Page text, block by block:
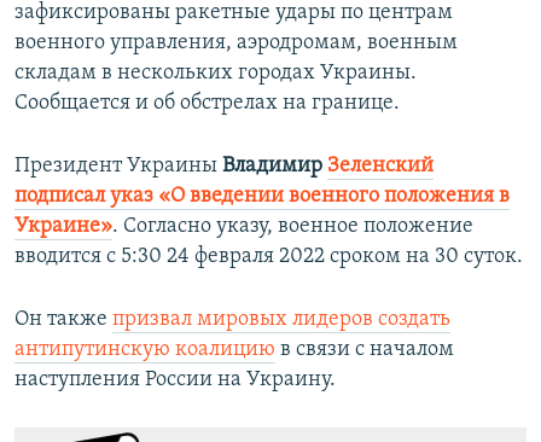
зафиксированы ракетные удары по центрам
военного управления, аэродромам, военным
складам в нескольких городах Украины.
Сообщается и об обстрелах на границе.
Президент Украины Владимир Зеленский
подписал указ «О введении военного положения в
Украине». Согласно указу, военное положение
вводится с 5:30 24 февраля 2022 сроком на 30 суток.
Он также призвал мировых лидеров создать
антипутинскую коалицию в связи с началом
наступления России на Украину.